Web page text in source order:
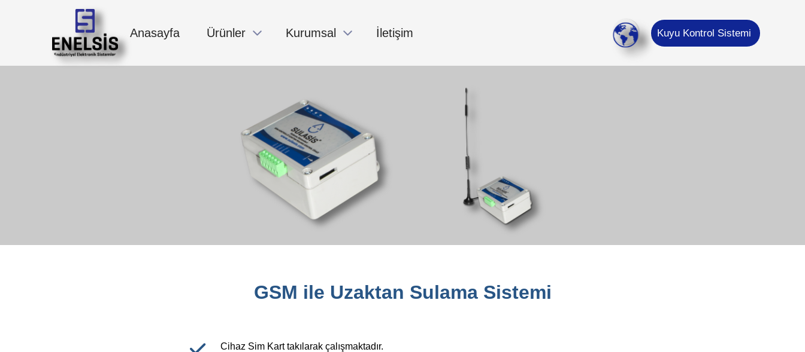
Anasayfa Ürünler Kurumsal İletişim Kuyu Kontrol Sistemi
GSM ile Uzaktan Sulama Sistemi
Cihaz Sim Kart takılarak çalışmaktadır.